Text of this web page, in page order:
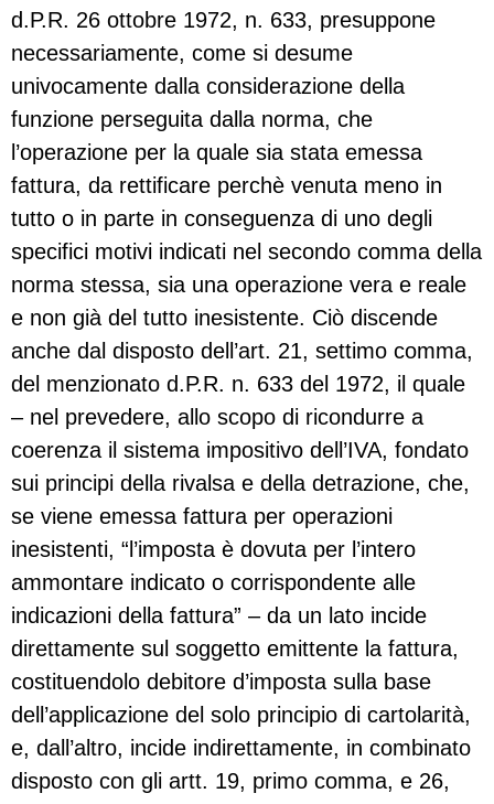
d.P.R. 26 ottobre 1972, n. 633, presuppone
necessariamente, come si desume
univocamente dalla considerazione della
funzione perseguita dalla norma, che
l’operazione per la quale sia stata emessa
fattura, da rettificare perchè venuta meno in
tutto o in parte in conseguenza di uno degli
specifici motivi indicati nel secondo comma della
norma stessa, sia una operazione vera e reale
e non già del tutto inesistente. Ciò discende
anche dal disposto dell’art. 21, settimo comma,
del menzionato d.P.R. n. 633 del 1972, il quale
– nel prevedere, allo scopo di ricondurre a
coerenza il sistema impositivo dell’IVA, fondato
sui principi della rivalsa e della detrazione, che,
se viene emessa fattura per operazioni
inesistenti, “l’imposta è dovuta per l’intero
ammontare indicato o corrispondente alle
indicazioni della fattura” – da un lato incide
direttamente sul soggetto emittente la fattura,
costituendolo debitore d’imposta sulla base
dell’applicazione del solo principio di cartolarità,
e, dall’altro, incide indirettamente, in combinato
disposto con gli artt. 19, primo comma, e 26,